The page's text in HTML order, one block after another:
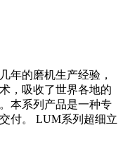
年的磨机生产经验，
，吸收了世界各地的
本系列产品是一种专
付。 LUM系列超细立